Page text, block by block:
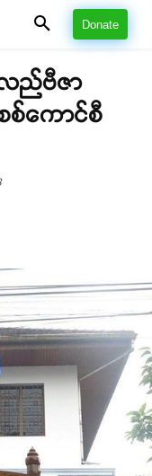
Donate
လည်ဗီဇာ
ကောင်စီ